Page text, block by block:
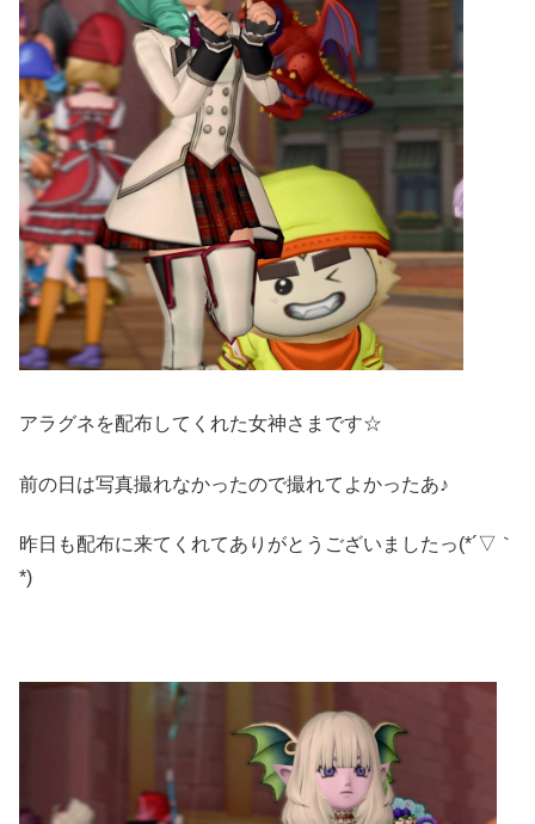
アラグネを配布してくれた女神さまです☆
前の日は写真撮れなかったので撮れてよかったあ♪
昨日も配布に来てくれてありがとうございましたっ(*´▽｀
*)ゞ